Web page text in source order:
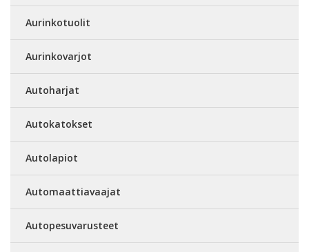
Aurinkotuolit
Aurinkovarjot
Autoharjat
Autokatokset
Autolapiot
Automaattiavaajat
Autopesuvarusteet